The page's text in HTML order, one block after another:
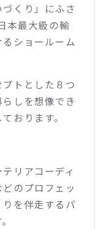
くり」にふさ
本最大級の輸
ショールーム
トとした８つ
しを想像でき
おります。
リアコーディ
のプロフェッ
を伴走するパ